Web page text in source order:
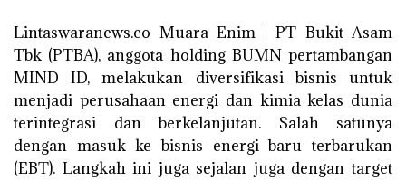
Lintaswaranews.co Muara Enim | PT Bukit Asam
Tbk (PTBA), anggota holding BUMN pertambangan
MIND ID, melakukan diversifikasi bisnis untuk
menjadi perusahaan energi dan kimia kelas dunia
terintegrasi dan berkelanjutan. Salah satunya
dengan masuk ke bisnis energi baru terbarukan
(EBT). Langkah ini juga sejalan juga dengan target